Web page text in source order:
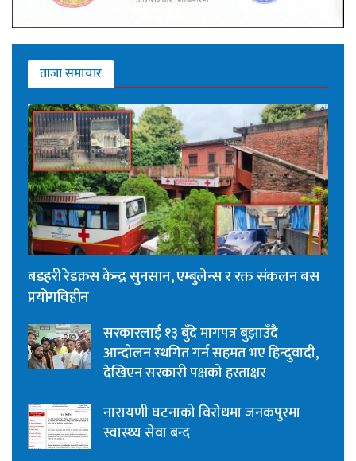
ताजा समाचार
बडहरी रेडक्रस केन्द्र सुनसान, एम्बुलेन्स र रक्त संकलन बस
प्रयोगविहीन
सरकारलाई १३ बुँदे मागपत्र बुझाउँदै
आन्दोलन स्थगित गर्न सहमत भए हिन्दुवादी,
देखिएन सरकारी पक्षको हस्ताक्षर
नारायणी घटनाको विरोधमा जनकपुरमा
स्वास्थ्य सेवा बन्द